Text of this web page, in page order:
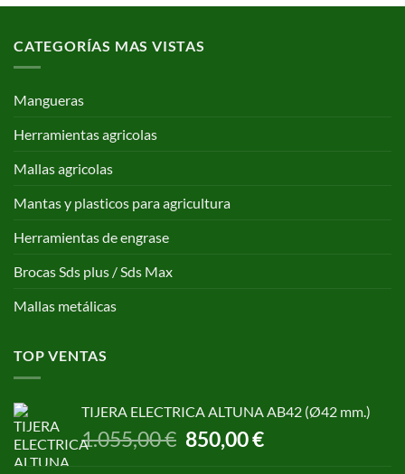
CATEGORÍAS MAS VISTAS
Mangueras
Herramientas agricolas
Mallas agricolas
Mantas y plasticos para agricultura
Herramientas de engrase
Brocas Sds plus / Sds Max
Mallas metálicas
TOP VENTAS
TIJERA ELECTRICA ALTUNA AB42 (Ø42 mm.)
1.055,00€ El
precio
850,00€El
precio